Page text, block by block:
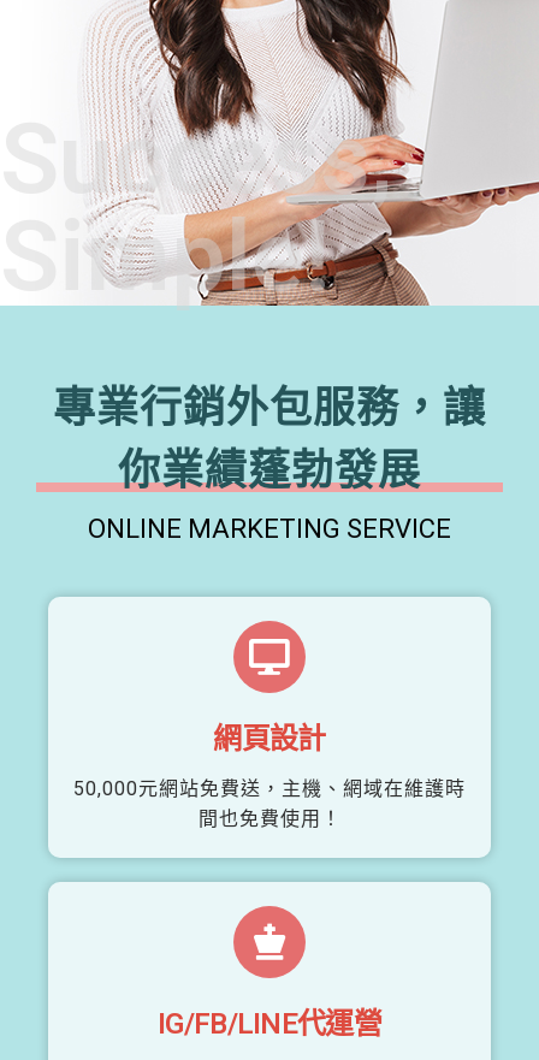
Success,
Simple!
專業行銷外包服務，讓
你業績蓬勃發展
ONLINE MARKETING SERVICE
網頁設計
50,000元網站免費送，主機、網域在維護時
間也免費使用！
IG/FB/LINE代運營